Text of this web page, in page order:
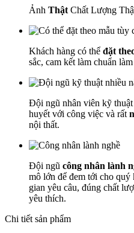
Ảnh Thật Chất Lượng
Khách hàng có thể đặt
sắc, cam kết làm chuẩn
Đội ngũ nhân viên kỹ
huyết với công việc và rất
nội thất.
Đội ngũ công nhân lành
mô lớn để đem tới cho quý
gian yêu câu, đúng chất
yêu thích.
Chi tiết sản phẩm